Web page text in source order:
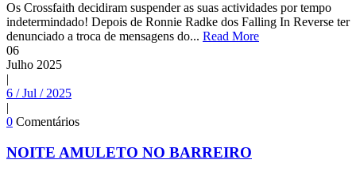
Os Crossfaith decidiram suspender as suas actividades por tempo
indetermindado! Depois de Ronnie Radke dos Falling In Reverse ter
denunciado a troca de mensagens do... Read More
06
Julho 2025
|
6 / Jul / 2025
|
0 Comentários
NOITE AMULETO NO BARREIRO